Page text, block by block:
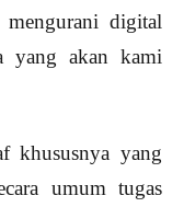
mengurani digital
yang akan kami
khususnya yang
umum tugas